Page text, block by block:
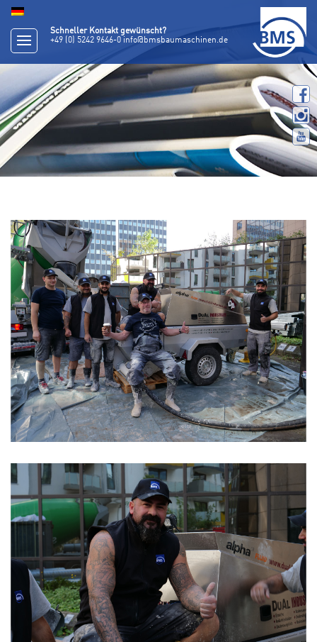
Schneller Kontakt gewünscht?
+49 (0) 5242 9646-0 info@bmsbaumaschinen.de